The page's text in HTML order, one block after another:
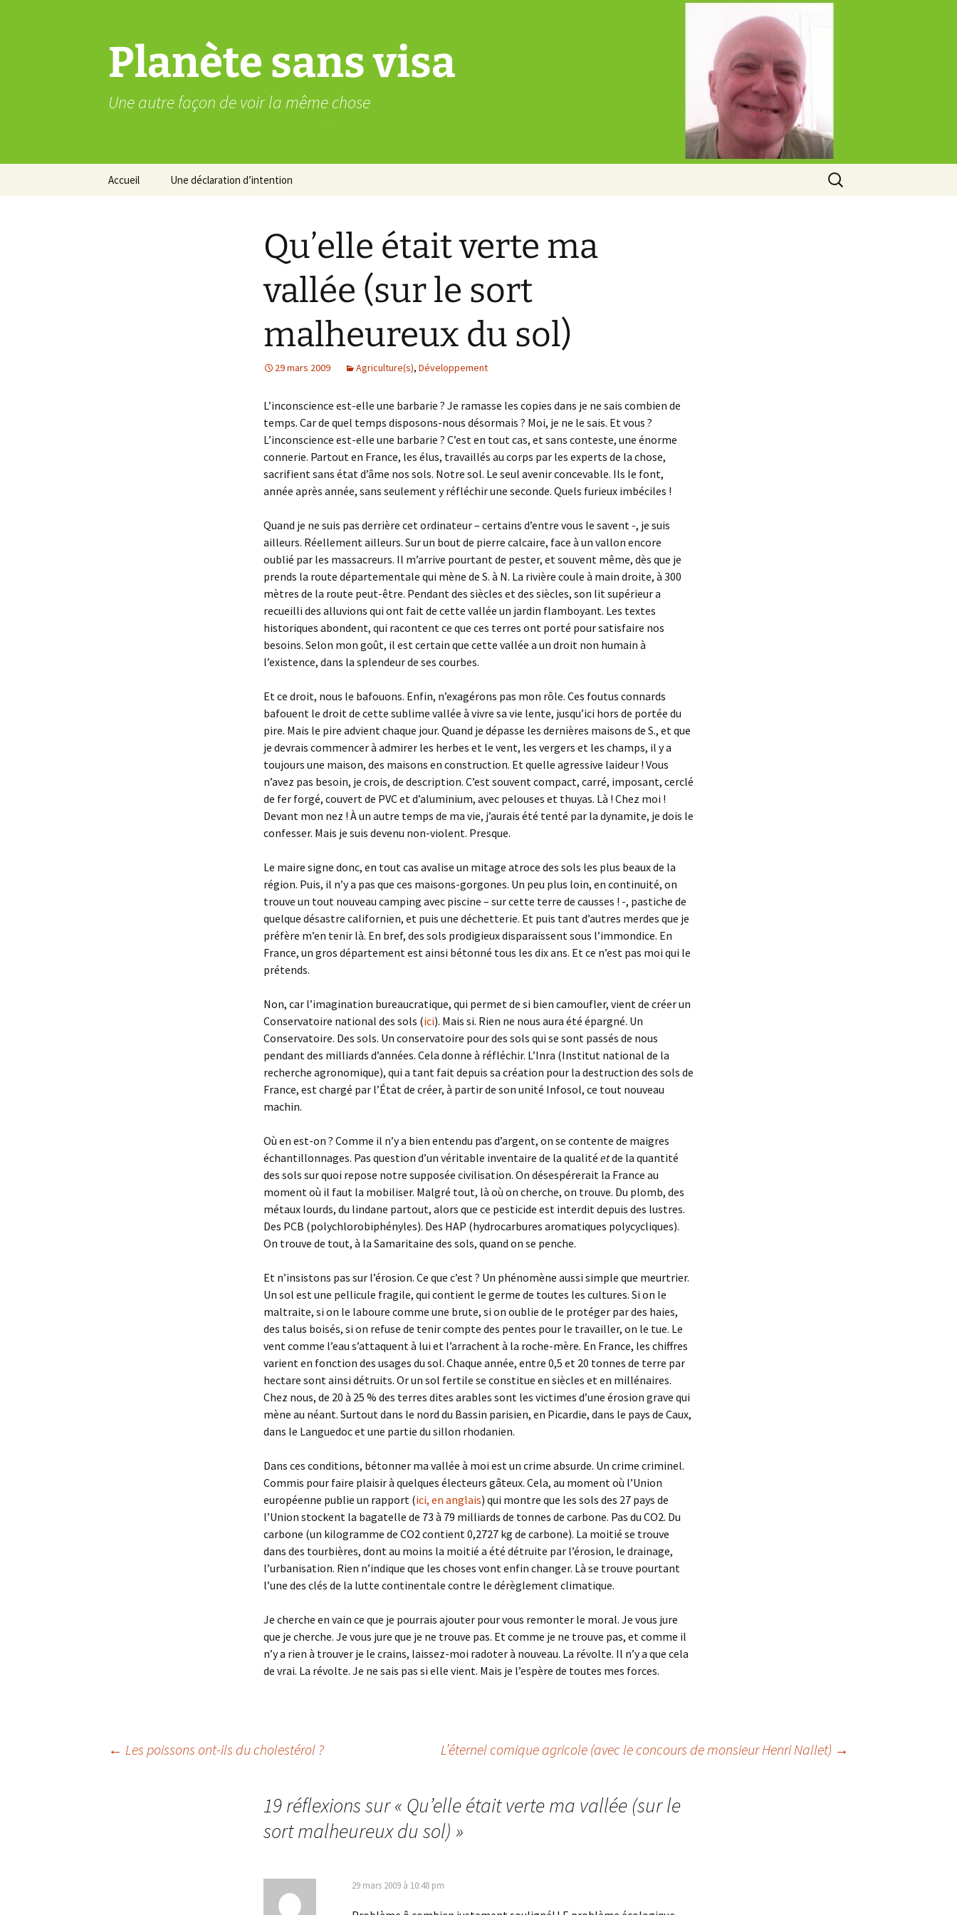
Planète sans visa
Une autre façon de voir la même chose
Accueil Une déclaration d’intention
Rechercher :
Qu’elle était verte ma
vallée (sur le sort
malheureux du sol)
29 mars 2009 Agriculture(s), Développement
L’inconscience est-elle une barbarie ? Je ramasse les copies dans je ne sais combien de
temps. Car de quel temps disposons-nous désormais ? Moi, je ne le sais. Et vous ?
L’inconscience est-elle une barbarie ? C’est en tout cas, et sans conteste, une énorme
connerie. Partout en France, les élus, travaillés au corps par les experts de la chose,
sacrifient sans état d’âme nos sols. Notre sol. Le seul avenir concevable. Ils le font,
année après année, sans seulement y réfléchir une seconde. Quels furieux imbéciles !
Quand je ne suis pas derrière cet ordinateur – certains d’entre vous le savent -, je suis
ailleurs. Réellement ailleurs. Sur un bout de pierre calcaire, face à un vallon encore
oublié par les massacreurs. Il m’arrive pourtant de pester, et souvent même, dès que je
prends la route départementale qui mène de S. à N. La rivière coule à main droite, à 300
mètres de la route peut-être. Pendant des siècles et des siècles, son lit supérieur a
recueilli des alluvions qui ont fait de cette vallée un jardin flamboyant. Les textes
historiques abondent, qui racontent ce que ces terres ont porté pour satisfaire nos
besoins. Selon mon goût, il est certain que cette vallée a un droit non humain à
l’existence, dans la splendeur de ses courbes.
Et ce droit, nous le bafouons. Enfin, n’exagérons pas mon rôle. Ces foutus connards
bafouent le droit de cette sublime vallée à vivre sa vie lente, jusqu’ici hors de portée du
pire. Mais le pire advient chaque jour. Quand je dépasse les dernières maisons de S., et que
je devrais commencer à admirer les herbes et le vent, les vergers et les champs, il y a
toujours une maison, des maisons en construction. Et quelle agressive laideur ! Vous
n’avez pas besoin, je crois, de description. C’est souvent compact, carré, imposant, cerclé
de fer forgé, couvert de PVC et d’aluminium, avec pelouses et thuyas. Là ! Chez moi !
Devant mon nez ! À un autre temps de ma vie, j’aurais été tenté par la dynamite, je dois le
confesser. Mais je suis devenu non-violent. Presque.
Le maire signe donc, en tout cas avalise un mitage atroce des sols les plus beaux de la
région. Puis, il n’y a pas que ces maisons-gorgones. Un peu plus loin, en continuité, on
trouve un tout nouveau camping avec piscine – sur cette terre de causses ! -, pastiche de
quelque désastre californien, et puis une déchetterie. Et puis tant d’autres merdes que je
préfère m’en tenir là. En bref, des sols prodigieux disparaissent sous l’immondice. En
France, un gros département est ainsi bétonné tous les dix ans. Et ce n’est pas moi qui le
prétends.
Non, car l’imagination bureaucratique, qui permet de si bien camoufler, vient de créer un
Conservatoire national des sols (ici). Mais si. Rien ne nous aura été épargné. Un
Conservatoire. Des sols. Un conservatoire pour des sols qui se sont passés de nous
pendant des milliards d’années. Cela donne à réfléchir. L’Inra (Institut national de la
recherche agronomique), qui a tant fait depuis sa création pour la destruction des sols de
France, est chargé par l’État de créer, à partir de son unité Infosol, ce tout nouveau
machin.
Où en est-on ? Comme il n’y a bien entendu pas d’argent, on se contente de maigres
échantillonnages. Pas question d’un véritable inventaire de la qualité etde la quantité
des sols sur quoi repose notre supposée civilisation. On désespérerait la France au
moment où il faut la mobiliser. Malgré tout, là où on cherche, on trouve. Du plomb, des
métaux lourds, du lindane partout, alors que ce pesticide est interdit depuis des lustres.
Des PCB (polychlorobiphényles). Des HAP (hydrocarbures aromatiques polycycliques).
On trouve de tout, à la Samaritaine des sols, quand on se penche.
Et n’insistons pas sur l’érosion. Ce que c’est ? Un phénomène aussi simple que meurtrier.
Un sol est une pellicule fragile, qui contient le germe de toutes les cultures. Si on le
maltraite, si on le laboure comme une brute, si on oublie de le protéger par des haies,
des talus boisés, si on refuse de tenir compte des pentes pour le travailler, on le tue. Le
vent comme l’eau s’attaquent à lui et l’arrachent à la roche-mère. En France, les chiffres
varient en fonction des usages du sol. Chaque année, entre 0,5 et 20 tonnes de terre par
hectare sont ainsi détruits. Or un sol fertile se constitue en siècles et en millénaires.
Chez nous, de 20 à 25 % des terres dites arables sont les victimes d’une érosion grave qui
mène au néant. Surtout dans le nord du Bassin parisien, en Picardie, dans le pays de Caux,
dans le Languedoc et une partie du sillon rhodanien.
Dans ces conditions, bétonner ma vallée à moi est un crime absurde. Un crime criminel.
Commis pour faire plaisir à quelques électeurs gâteux. Cela, au moment où l’Union
européenne publie un rapport (ici, en anglais) qui montre que les sols des 27 pays de
l’Union stockent la bagatelle de 73 à 79 milliards de tonnes de carbone. Pas du CO2. Du
carbone (un kilogramme de CO2 contient 0,2727 kg de carbone). La moitié se trouve
dans des tourbières, dont au moins la moitié a été détruite par l’érosion, le drainage,
l’urbanisation. Rien n’indique que les choses vont enfin changer. Là se trouve pourtant
l’une des clés de la lutte continentale contre le dérèglement climatique.
Je cherche en vain ce que je pourrais ajouter pour vous remonter le moral. Je vous jure
que je cherche. Je vous jure que je ne trouve pas. Et comme je ne trouve pas, et comme il
n’y a rien à trouver je le crains, laissez-moi radoter à nouveau. La révolte. Il n’y a que cela
de vrai. La révolte. Je ne sais pas si elle vient. Mais je l’espère de toutes mes forces.
Navigation
← Les poissons ont-ils du cholestérol ? L’éternel comique agricole (avec le concours de monsieur Henri Nallet) →
19 réflexions sur « Qu’elle était verte ma vallée (sur le
sort malheureux du sol) »
29 mars 2009 à 10:48 pm